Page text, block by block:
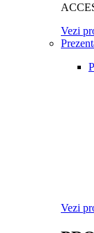
Vezi
Vezi